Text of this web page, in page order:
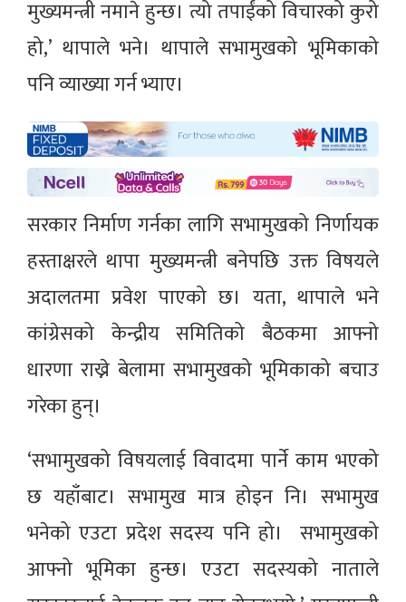
मुख्यमन्त्री नमाने हुन्छ। त्यो तपाईंको विचारको कुरो
हो,’ थापाले भने। थापाले सभामुखको भूमिकाको
पनि व्याख्या गर्न भ्याए।
सरकार निर्माण गर्नका लागि सभामुखको निर्णायक
हस्ताक्षरले थापा मुख्यमन्त्री बनेपछि उक्त विषयले
अदालतमा प्रवेश पाएको छ। यता, थापाले भने
कांग्रेसको केन्द्रीय समितिको बैठकमा आफ्नो
धारणा राख्ने बेलामा सभामुखको भूमिकाको बचाउ
गरेका हुन्।
‘सभामुखको विषयलाई विवादमा पार्ने काम भएको
छ यहाँबाट। सभामुख मात्र होइन नि। सभामुख
भनेको एउटा प्रदेश सदस्य पनि हो। सभामुखको
आफ्नो भूमिका हुन्छ। एउटा सदस्यको नाताले